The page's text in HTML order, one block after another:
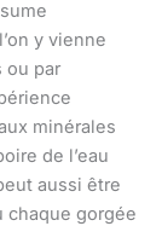
y vienne
ou par
minérales
de l’eau
aussi être
chaque gorgée